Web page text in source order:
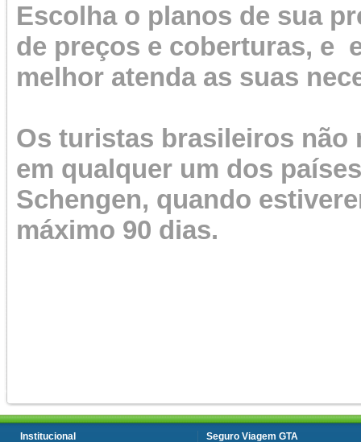
Escolha o planos de sua
de preços e coberturas, e
melhor atenda as suas
Os turistas brasileiros não
em qualquer um dos
Schengen, quando
máximo 90 dias.
Institucional
Seguro Viagem GTA